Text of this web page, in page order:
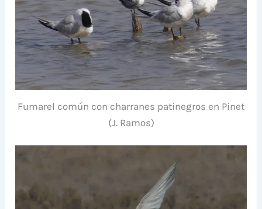
Fumarel común con charranes patinegros en Pinet
(J. Ramos)